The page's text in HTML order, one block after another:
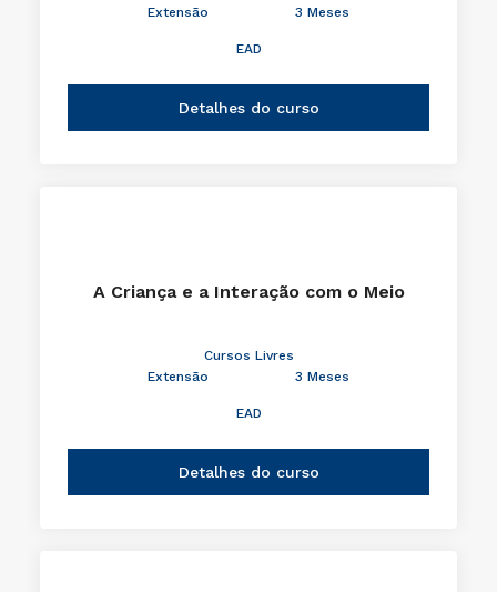
Extensão
3 Meses
EAD
Detalhes do curso
A Criança e a Interação com o Meio
Cursos Livres
Extensão
3 Meses
EAD
Detalhes do curso